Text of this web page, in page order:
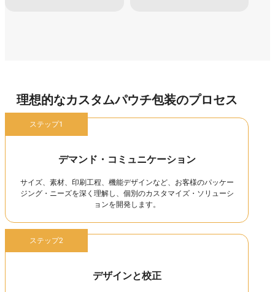
理想的なカスタムパウチ包装のプロセス
ステップ1
デマンド・コミュニケーション
サイズ、素材、印刷工程、機能デザインなど、お客様のパッケー
ジング・ニーズを深く理解し、個別のカスタマイズ・ソリューシ
ョンを開発します。
ステップ2
デザインと校正